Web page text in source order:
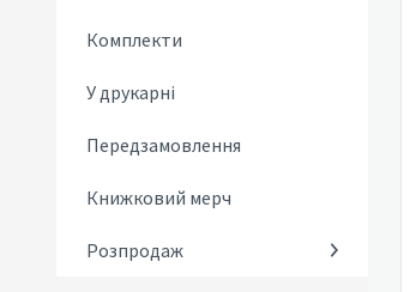
Комплекти
У друкарні
Передзамовлення
Книжковий мерч
Розпродаж